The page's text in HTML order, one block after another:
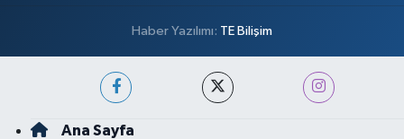
Haber Yazılımı: TE Bilişim
Ana Sayfa